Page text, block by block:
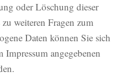
oder Löschung dieser
weiteren Fragen zum
Daten können Sie sich
Impressum angegebenen